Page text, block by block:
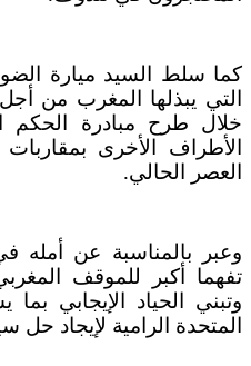
كما سلط السيد ميارة
التي يبذلها المغرب من
خلال طرح مبادرة
الأطراف الأخرى
العصر الحالي.
وعبر بالمناسبة عن أمله
تفهما أكبر للموقف
وتبني الحياد الإيجابي
المتحدة الرامية لإيجاد حل